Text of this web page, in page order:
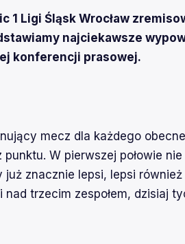
1 Ligi Śląsk Wrocław
najciekawsze
konferencji prasowej.
mecz dla każdego
W pierwszej połowie
znacznie lepsi, lepsi
trzecim zespołem, dzisiaj